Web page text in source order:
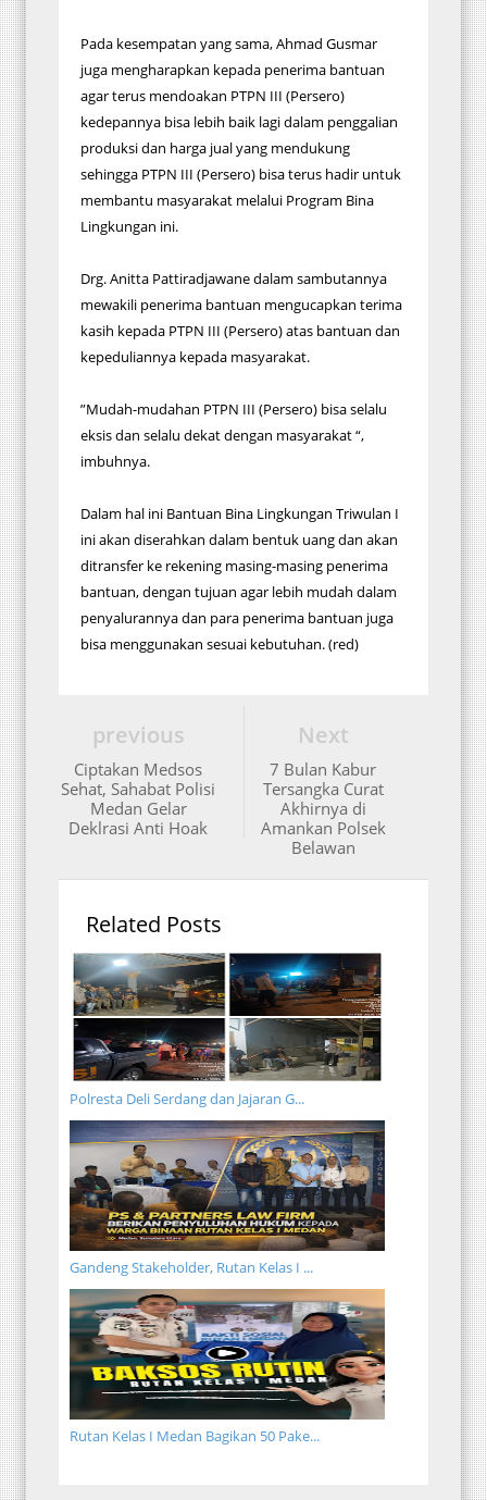
Pada kesempatan yang sama, Ahmad Gusmar
juga mengharapkan kepada penerima bantuan
agar terus mendoakan PTPN III (Persero)
kedepannya bisa lebih baik lagi dalam penggalian
produksi dan harga jual yang mendukung
sehingga PTPN III (Persero) bisa terus hadir untuk
membantu masyarakat melalui Program Bina
Lingkungan ini.
Drg. Anitta Pattiradjawane dalam sambutannya
mewakili penerima bantuan mengucapkan terima
kasih kepada PTPN III (Persero) atas bantuan dan
kepeduliannya kepada masyarakat.
”Mudah-mudahan PTPN III (Persero) bisa selalu
eksis dan selalu dekat dengan masyarakat “,
imbuhnya.
Dalam hal ini Bantuan Bina Lingkungan Triwulan I
ini akan diserahkan dalam bentuk uang dan akan
ditransfer ke rekening masing-masing penerima
bantuan, dengan tujuan agar lebih mudah dalam
penyalurannya dan para penerima bantuan juga
bisa menggunakan sesuai kebutuhan. (red)
Next
7 Bulan Kabur
Tersangka Curat
Akhirnya di
Amankan Polsek
Belawan
previous
Ciptakan Medsos
Sehat, Sahabat Polisi
Medan Gelar
Deklrasi Anti Hoak
Related Posts
Polresta Deli Serdang dan Jajaran G...
Gandeng Stakeholder, Rutan Kelas I ...
Rutan Kelas I Medan Bagikan 50 Pake...